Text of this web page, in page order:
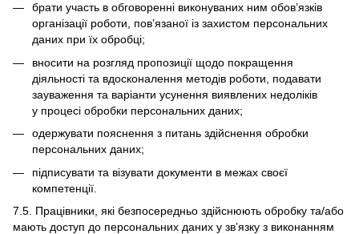
брати участь в обговоренні виконуваних ним обов’язків
організації роботи, пов’язаної із захистом персональних
даних при їх обробці;
вносити на розгляд пропозиції щодо покращення
діяльності та вдосконалення методів роботи, подавати
зауваження та варіанти усунення виявлених недоліків
у процесі обробки персональних даних;
одержувати пояснення з питань здійснення обробки
персональних даних;
підписувати та візувати документи в межах своєї
компетенції.
7.5. Працівники, які безпосередньо здійснюють обробку та/або
мають доступ до персональних даних у зв’язку з виконанням